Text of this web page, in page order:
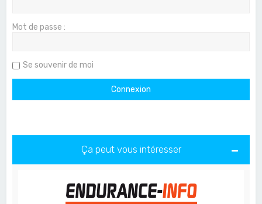
Mot de passe :
Se souvenir de moi
Ça peut vous intéresser